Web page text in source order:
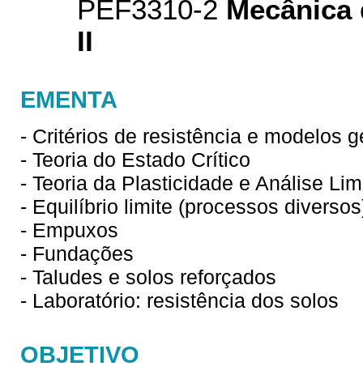
PEF3310-2 Mecânica
II
EMENTA
- Critérios de resistência e modelos
- Teoria do Estado Crítico
- Teoria da Plasticidade e Análise
- Equilíbrio limite (processos
- Empuxos
- Fundações
- Taludes e solos reforçados
- Laboratório: resistência dos solos
OBJETIVO